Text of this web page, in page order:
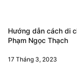
Hướng dẫn cách di
Phạm Ngọc Thạch
17 Tháng 3, 2023